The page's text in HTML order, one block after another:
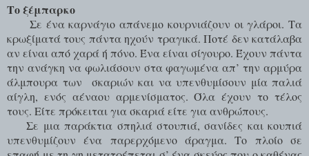
Το ξέμπαρκο
Σε ένα καρνάγιο απάνεμο κουρνιάζουν οι γλάροι. Τα
κρωξίματά τους πάντα ηχούν τραγικά. Ποτέ δεν κατάλαβα
αν είναι από χαρά ή πόνο. Ένα είναι σίγουρο. Έχουν πάντα
την ανάγκη να φωλιάσουν στα φαγωμένα απ’ την αρμύρα
άλμπουρα των
σκαριών και να υπενθυμίσουν μία παλιά
αίγλη, ενός αέναου αρμενίσματος. Όλα έχουν το τέλος
τους. Είτε πρόκειται για σκαριά είτε για ανθρώπους.
Σε μια παράκτια σπηλιά στουπιά, σανίδες και κουπιά
υπενθυμίζουν ένα παρερχόμενο άραγμα. Το πλοίο σε